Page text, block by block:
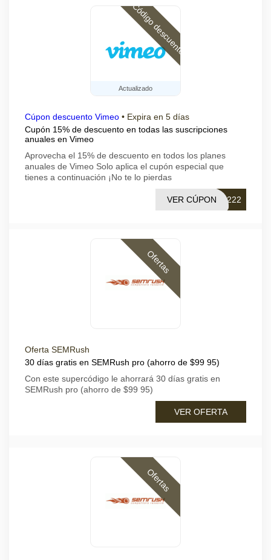
Actualizado
Código descuento
Cúpon descuento Vimeo • Expira en 5 días
Cupón 15% de descuento en todas las suscripciones
anuales en Vimeo
Aprovecha el 15% de descuento en todos los planes
anuales de Vimeo Solo aplica el cupón especial que
tienes a continuación ¡No te lo pierdas
Q222
VER CÚPON
Ofertas
Oferta SEMRush
30 días gratis en SEMRush pro (ahorro de $99 95)
Con este supercódigo le ahorrará 30 días gratis en
SEMRush pro (ahorro de $99 95)
VER OFERTA
Ofertas